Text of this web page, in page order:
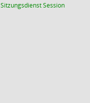
SitzungsdienstSession(Wird in